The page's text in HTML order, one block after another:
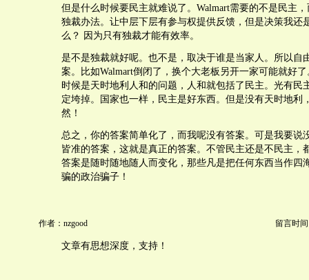
但是什么时候要民主就难说了。Walmart需要的不是民主
独裁办法。让中层下层有参与权提供反馈，但是决策我还
么？ 因为只有独裁才能有效率。
是不是独裁就好呢。也不是，取决于谁是当家人。所以自
案。比如Walmart倒闭了，换个大老板另开一家可能就好
时候是天时地利人和的问题，人和就包括了民主。光有民
定垮掉。国家也一样，民主是好东西。但是没有天时地利
然！
总之，你的答案简单化了，而我呢没有答案。可是我要说
皆准的答案，这就是真正的答案。不管民主还是不民主，
答案是随时随地随人而变化，那些凡是把任何东西当作四
骗的政治骗子！
作者：nzgood 留言时间
文章有思想深度，支持！